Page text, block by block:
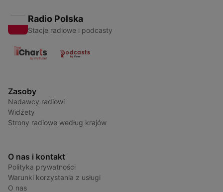
Radio Polska
Stacje radiowe i podcasty
Zasoby
Nadawcy radiowi
Widżety
Strony radiowe według krajów
O nas i kontakt
Polityka prywatności
Warunki korzystania z usługi
O nas